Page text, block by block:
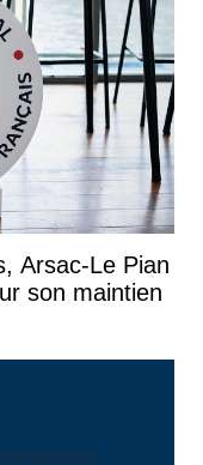
Arsac-Le Pian
son maintien